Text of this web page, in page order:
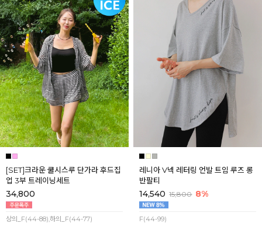
[SET]크라운 쿨시스루 단가라 후드집
업 3부 트레이닝세트
34,800
상의_F(44-88),하의_F(44-77)
레니아 V넥 레터링 언발 트임 루즈 롱
반팔티
14,540 15,800 8%
F(44-99)